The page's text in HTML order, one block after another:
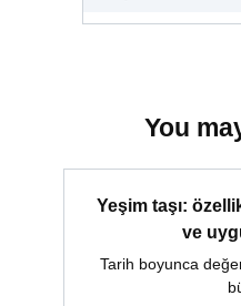
You
Yeşim taşı:
ve
Tarih boyunca